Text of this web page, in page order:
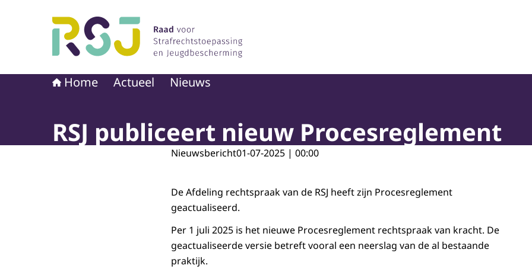
Home Actueel Nieuws
RSJ publiceert nieuw Procesreglement
Nieuwsbericht01-07-2025 | 00:00
De Afdeling rechtspraak van de RSJ heeft zijn Procesreglement
geactualiseerd.
Per 1 juli 2025 is het nieuwe Procesreglement rechtspraak van kracht. De
geactualiseerde versie betreft vooral een neerslag van de al bestaande
praktijk.